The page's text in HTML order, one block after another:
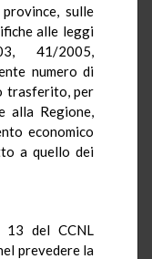
sulle
alle leggi
41/2005,
numero di
trasferito, per
alla Regione,
economico
a quello dei
13 del CCNL
prevedere la